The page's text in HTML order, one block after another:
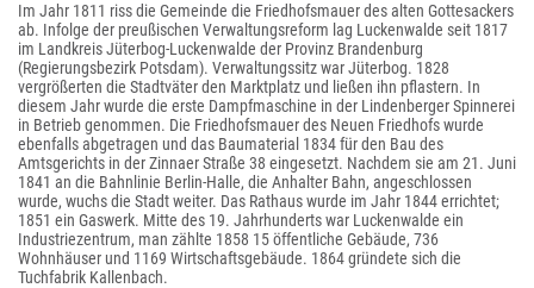
Im Jahr 1811 riss die Gemeinde die Friedhofsmauer des alten Gottesackers
ab. Infolge der preußischen Verwaltungsreform lag Luckenwalde seit 1817
im Landkreis Jüterbog-Luckenwalde der Provinz Brandenburg
(Regierungsbezirk Potsdam). Verwaltungssitz war Jüterbog. 1828
vergrößerten die Stadtväter den Marktplatz und ließen ihn pflastern. In
diesem Jahr wurde die erste Dampfmaschine in der Lindenberger Spinnerei
in Betrieb genommen. Die Friedhofsmauer des Neuen Friedhofs wurde
ebenfalls abgetragen und das Baumaterial 1834 für den Bau des
Amtsgerichts in der Zinnaer Straße 38 eingesetzt. Nachdem sie am 21. Juni
1841 an die Bahnlinie Berlin-Halle, die Anhalter Bahn, angeschlossen
wurde, wuchs die Stadt weiter. Das Rathaus wurde im Jahr 1844 errichtet;
1851 ein Gaswerk. Mitte des 19. Jahrhunderts war Luckenwalde ein
Industriezentrum, man zählte 1858 15 öffentliche Gebäude, 736
Wohnhäuser und 1169 Wirtschaftsgebäude. 1864 gründete sich die
Tuchfabrik Kallenbach.